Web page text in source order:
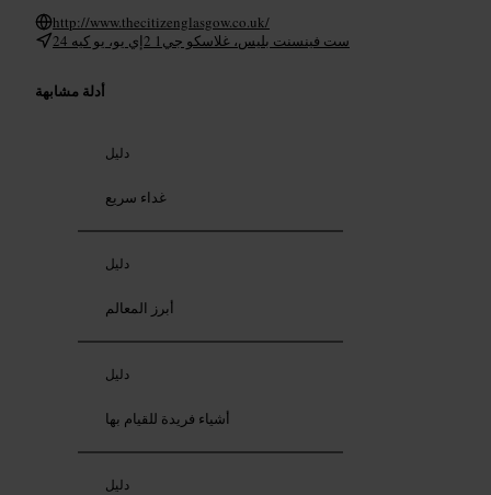
http://www.thecitizenglasgow.co.uk/
24 ست فينسنت بليس، غلاسكو جي1 2إي يو، يو كيه
أدلة مشابهة
دليل
غداء سريع
دليل
أبرز المعالم
دليل
أشياء فريدة للقيام بها
دليل